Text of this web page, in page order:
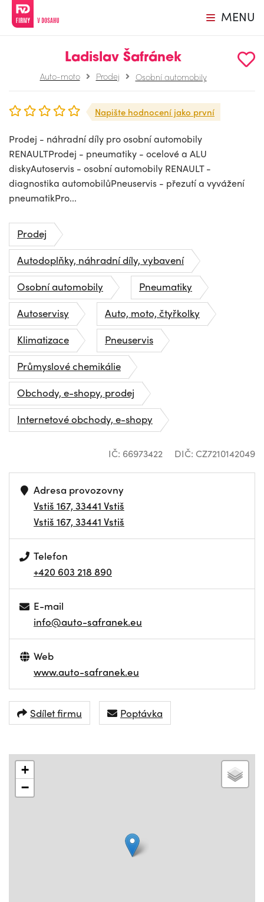
MENU
Ladislav Šafránek
Auto-moto Prodej Osobní automobily
Napište hodnocení jako první
Prodej - náhradní díly pro osobní automobily
RENAULTProdej - pneumatiky - ocelové a ALU
diskyAutoservis - osobní automobily RENAULT -
diagnostika automobilůPneuservis - přezutí a vyvážení
pneumatikPro...
Prodej
Autodoplňky, náhradní díly, vybavení
Osobní automobily
Pneumatiky
Autoservisy
Auto, moto, čtyřkolky
Klimatizace
Pneuservis
Průmyslové chemikálie
Obchody, e-shopy, prodej
Internetové obchody, e-shopy
IČ: 66973422 DIČ: CZ7210142049
Adresa provozovny
Vstiš 167, 33441 Vstiš
Vstiš 167, 33441 Vstiš
Telefon
+420 603 218 890
E-mail
info@auto-safranek.eu
Web
www.auto-safranek.eu
Sdílet firmu Poptávka
+
−